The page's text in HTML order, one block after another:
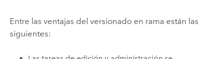
Entre las ventajas del versionado en rama están las
siguientes: